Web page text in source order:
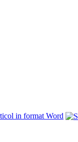
in format Word